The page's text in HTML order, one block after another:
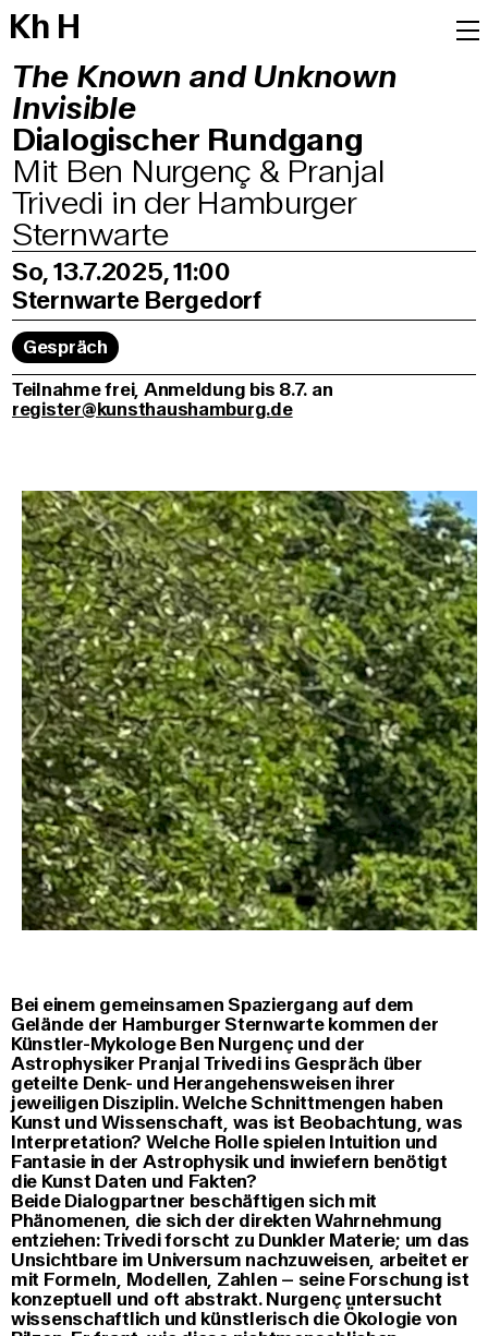
Kh H
The Known and Unknown
Invisible
Dialogischer Rundgang
Mit Ben Nurgenç & Pranjal
Trivedi in der Hamburger
Sternwarte
So, 13.7.2025, 11:00
Sternwarte Bergedorf
Gespräch
Teilnahme frei, Anmeldung bis 8.7. an
register@kunsthaushamburg.de
Bei einem gemeinsamen Spaziergang auf dem
Gelände der Hamburger Sternwarte kommen der
Künstler-Mykologe Ben Nurgenç und der
Astrophysiker Pranjal Trivedi ins Gespräch über
geteilte Denk- und Herangehensweisen ihrer
jeweiligen Disziplin. Welche Schnittmengen haben
Kunst und Wissenschaft, was ist Beobachtung, was
Interpretation? Welche Rolle spielen Intuition und
Fantasie in der Astrophysik und inwiefern benötigt
die Kunst Daten und Fakten?
Beide Dialogpartner beschäftigen sich mit
Phänomenen, die sich der direkten Wahrnehmung
entziehen: Trivedi forscht zu Dunkler Materie; um das
Unsichtbare im Universum nachzuweisen, arbeitet er
mit Formeln, Modellen, Zahlen – seine Forschung ist
konzeptuell und oft abstrakt. Nurgenç untersucht
wissenschaftlich und künstlerisch die Ökologie von